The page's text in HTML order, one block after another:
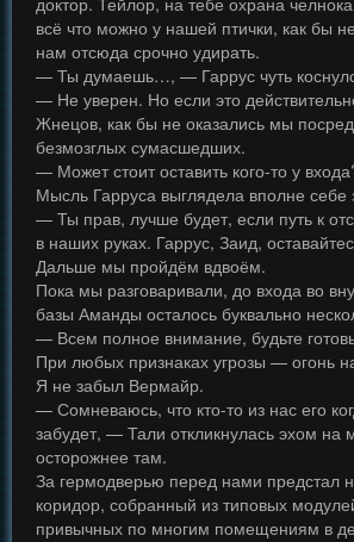
всё что можно у нашей птички, как бы
нам отсюда срочно удирать.
— Ты думаешь…, — Гаррус чуть
— Не уверен. Но если это
Жнецов, как бы не оказались мы
безмозглых сумасшедших.
— Может стоит оставить кого-то у
Мысль Гарруса выглядела вполне себе
— Ты прав, лучше будет, если путь к
в наших руках. Гаррус, Заид,
Дальше мы пройдём вдвоём.
Пока мы разговаривали, до входа во
базы Аманды осталось буквально
— Всем полное внимание, будьте
При любых признаках угрозы — огонь
Я не забыл Вермайр.
— Сомневаюсь, что кто-то из нас его
забудет, — Тали откликнулась эхом
осторожнее там.
За гермодверью перед нами предстал
коридор, собранный из типовых
привычных по многим помещениям в